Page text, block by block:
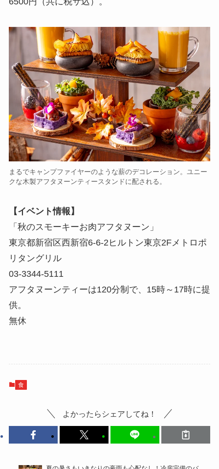
まるでキャンプファイヤーのような薪のデコレーション。ユニー
クな木製アフタヌーンティースタンドに配される。
【イベント情報】
「秋のスモーキーお肉アフタヌーン」
東京都新宿区西新宿6-6-2ヒルトン東京2Fメトロポ
リタングリル
03-3344-5111
アフタヌーンティーは120分制で、15時～17時に提
供。
無休
食
よかったらシェアしてね！